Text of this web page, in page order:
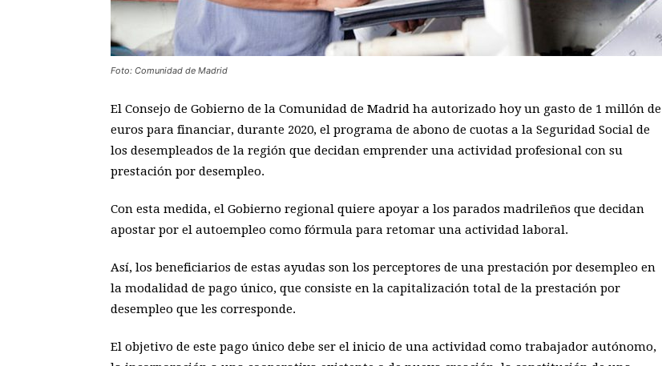
Foto: Comunidad de Madrid
El Consejo de Gobierno de la Comunidad de Madrid ha autorizado hoy un gasto de 1 millón de
euros para financiar, durante 2020, el programa de abono de cuotas a la Seguridad Social de
los desempleados de la región que decidan emprender una actividad profesional con su
prestación por desempleo.
Con esta medida, el Gobierno regional quiere apoyar a los parados madrileños que decidan
apostar por el autoempleo como fórmula para retomar una actividad laboral.
Así, los beneficiarios de estas ayudas son los perceptores de una prestación por desempleo en
la modalidad de pago único, que consiste en la capitalización total de la prestación por
desempleo que les corresponde.
El objetivo de este pago único debe ser el inicio de una actividad como trabajador autónomo,